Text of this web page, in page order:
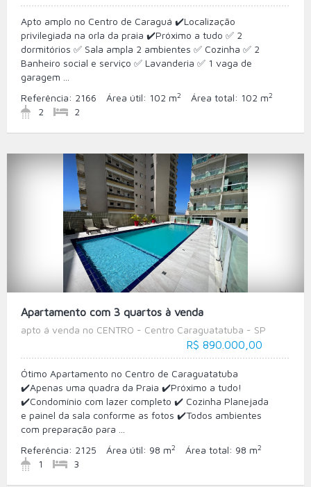
Apto amplo no Centro de Caraguá ✔️Localização
privilegiada na orla da praia ✔️Próximo a tudo ✅ 2
dormitórios ✅ Sala ampla 2 ambientes ✅️ Cozinha ✅ 2
Banheiro social e serviço ✅ Lavanderia ✅️ 1 vaga de
garagem ...
Referência: 2166 Área útil: 102 m2 Área total: 102 m2
2 2
Apartamento com 3 quartos à venda
apto á venda no CENTRO - Centro Caraguatatuba - SP
R$ 890.000,00
Ótimo Apartamento no Centro de Caraguatatuba
✔️Apenas uma quadra da Praia ✔️Próximo a tudo!
✔️Condomínio com lazer completo ✔️ Cozinha Planejada
e painel da sala conforme as fotos ✔️Todos ambientes
com preparação para ...
Referência: 2125 Área útil: 98 m2 Área total: 98 m2
1 3